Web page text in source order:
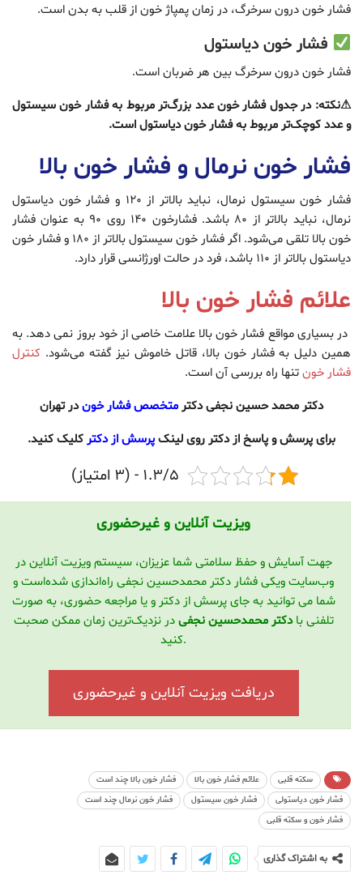
فشار خون درون سرخرگ، در زمان پمپاژ خون از قلب به بدن است.
فشار خون دیاستول
فشار خون درون سرخرگ بین هر ضربان است.
⚠نکته: در جدول فشار خون عدد بزرگ‌تر مربوط به فشار خون سیستول
و عدد کوچک‌تر مربوط به فشار خون دیاستول است.
فشار خون نرمال و فشار خون بالا
فشار خون سیستول نرمال، نباید بالاتر از 120 و فشار خون دیاستول
نرمال، نباید بالاتر از 80 باشد. فشارخون 140 روی 90 به عنوان فشار
خون بالا تلقی می‌شود. اگر فشار خون سیستول بالاتر از 180 و فشار خون
دیاستول بالاتر از 110 باشد، فرد در حالت اورژانسی قرار دارد.
علائم فشار خون بالا
در بسیاری مواقع فشار خون بالا علامت خاصی از خود بروز نمی دهد. به
همین دلیل به فشار خون بالا، قاتل خاموش نیز گفته می‌شود. کنترل
فشار خونتنها راه بررسی آن است.
دکتر محمد حسین نجفی دکترمتخصص فشار خوندر تهران
برای پرسش و پاسخ از دکتر روی لینکپرسش از دکترکلیک کنید.
1.3/5 - (3 امتیاز)
ویزیت آنلاین و غیرحضوری
جهت آسایش و حفظ سلامتی شما عزیزان، سیستم ویزیت آنلاین در
وب‌سایت ویکی فشار دکتر محمدحسین نجفی راه‌اندازی شده‌است و
شما می توانید به جای پرسش از دکتر و یا مراجعه حضوری، به صورت
تلفنی بادکتر محمدحسین نجفیدر نزدیک‌ترین زمان ممکن صحبت
کنید.
دریافت ویزیت آنلاین و غیرحضوری
سکته قلبی علائم فشار خون بالا
فشار خون بالا چند است
فشار خون دیاستولی
فشار خون سیستول
فشار خون نرمال چند است
فشار خون و سکته قلبی
به اشتراک گذاری